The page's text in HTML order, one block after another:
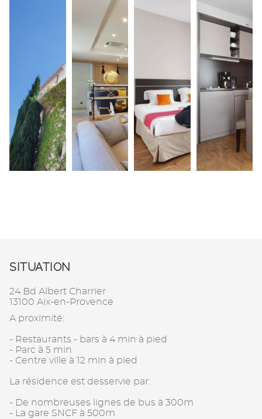
SITUATION
24 Bd Albert Charrier
13100 Aix-en-Provence
A proximité:
- Restaurants - bars à 4 min à pied
- Parc à 5 min
- Centre ville à 12 min à pied
La résidence est desservie par:
- De nombreuses lignes de bus à 300m
- La gare SNCF à 500m